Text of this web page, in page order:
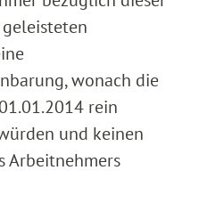
wonach die
rein
und keinen
Arbeitnehmers